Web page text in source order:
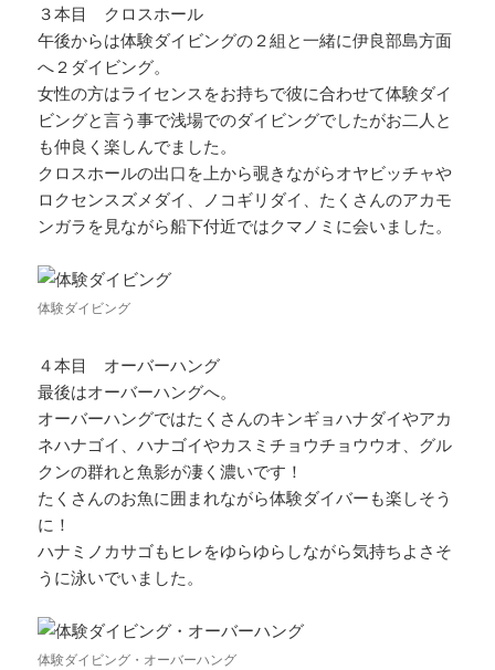
３本目 クロスホール
午後からは体験ダイビングの２組と一緒に伊良部島方面
へ２ダイビング。
女性の方はライセンスをお持ちで彼に合わせて体験ダイ
ビングと言う事で浅場でのダイビングでしたがお二人と
も仲良く楽しんでました。
クロスホールの出口を上から覗きながらオヤビッチャや
ロクセンスズメダイ、ノコギリダイ、たくさんのアカモ
ンガラを見ながら船下付近ではクマノミに会いました。
体験ダイビング
４本目 オーバーハング
最後はオーバーハングへ。
オーバーハングではたくさんのキンギョハナダイやアカ
ネハナゴイ、ハナゴイやカスミチョウチョウウオ、グル
クンの群れと魚影が凄く濃いです！
たくさんのお魚に囲まれながら体験ダイバーも楽しそう
に！
ハナミノカサゴもヒレをゆらゆらしながら気持ちよさそ
うに泳いでいました。
体験ダイビング・オーバーハング